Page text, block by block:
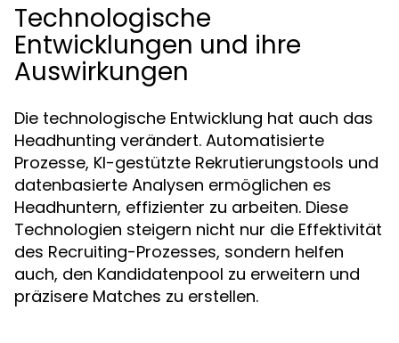
Technologische
Entwicklungen und ihre
Auswirkungen
Die technologische Entwicklung hat auch das
Headhunting verändert. Automatisierte
Prozesse, KI-gestützte Rekrutierungstools und
datenbasierte Analysen ermöglichen es
Headhuntern, effizienter zu arbeiten. Diese
Technologien steigern nicht nur die Effektivität
des Recruiting-Prozesses, sondern helfen
auch, den Kandidatenpool zu erweitern und
präzisere Matches zu erstellen.